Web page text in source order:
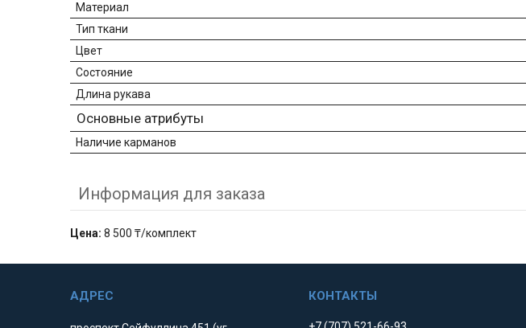
Материал
Тип ткани
Цвет
Состояние
Длина рукава
Основные атрибуты
Наличие карманов
Информация для заказа
Цена: 8 500 ₸/комплект